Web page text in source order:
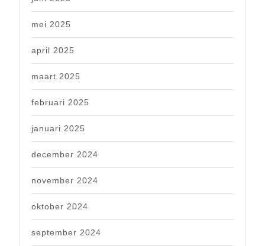
mei 2025
april 2025
maart 2025
februari 2025
januari 2025
december 2024
november 2024
oktober 2024
september 2024